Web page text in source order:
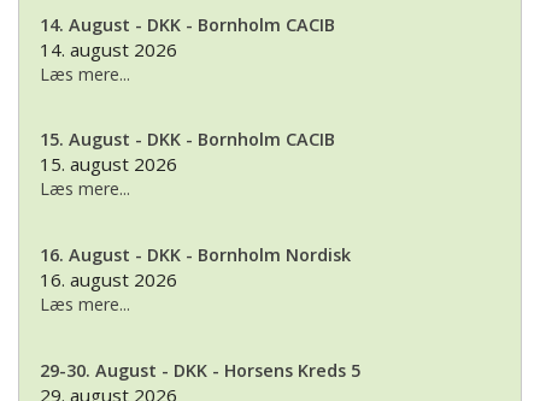
14. August - DKK - Bornholm CACIB
14. august 2026
Læs mere...
15. August - DKK - Bornholm CACIB
15. august 2026
Læs mere...
16. August - DKK - Bornholm Nordisk
16. august 2026
Læs mere...
29-30. August - DKK - Horsens Kreds 5
29. august 2026